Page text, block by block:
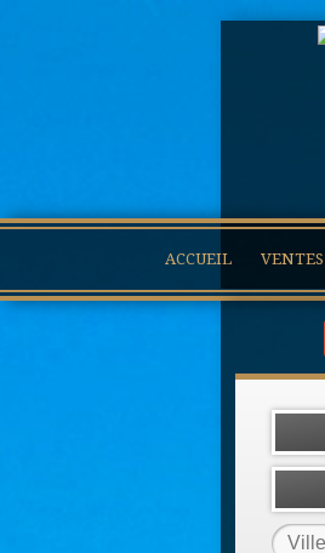
ACCUEIL VENTES